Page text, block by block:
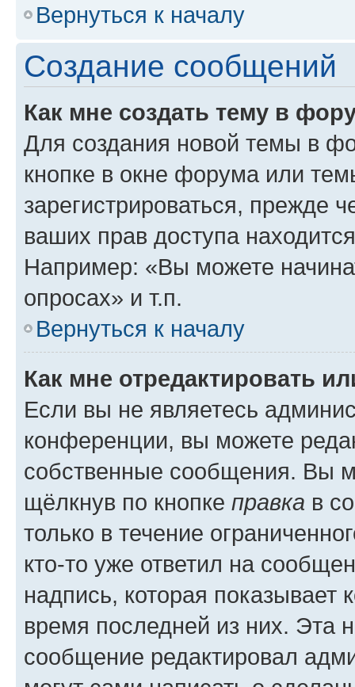
Вернуться к началу
Создание сообщений
Как мне создать тему в
Для создания новой темы в
кнопке в окне форума или
зарегистрироваться, прежде
ваших прав доступа
Например: «Вы можете
опросах» и т.п.
Вернуться к началу
Как мне отредактировать
Если вы не являетесь
конференции, вы можете
собственные сообщения. Вы
щёлкнув по кнопке правка в
только в течение
кто-то уже ответил на
надпись, которая показывает
время последней из них. Эта
сообщение редактировал